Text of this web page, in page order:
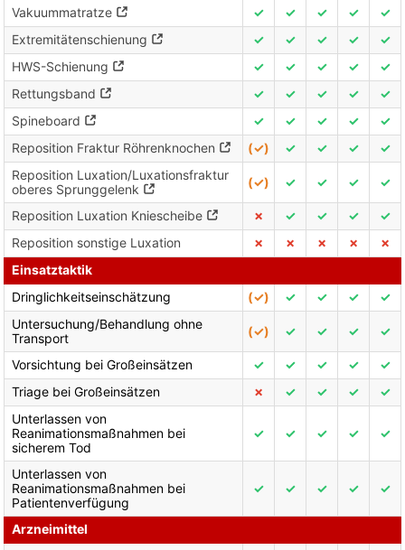
Vakuummatratze
✓ ✓ ✓ ✓
✓
Extremitätenschienung
✓ ✓ ✓ ✓
✓
HWS-Schienung
✓ ✓ ✓ ✓
✓
Rettungsband
✓ ✓ ✓ ✓
✓
Spineboard
✓ ✓ ✓ ✓
✓
Reposition Fraktur Röhrenknochen
(✓) ✓ ✓ ✓
✓
Reposition Luxation/Luxationsfraktur
oberes Sprunggelenk
(✓) ✓ ✓ ✓ ✓
Reposition Luxation Kniescheibe ✗ ✓ ✓ ✓
✓
Reposition sonstige Luxation
✗ ✗ ✗ ✗
✗
Einsatztaktik
Dringlichkeitseinschätzung
(✓) ✓ ✓ ✓
✓
Untersuchung/Behandlung ohne
Transport
(✓) ✓ ✓ ✓ ✓
Vorsichtung bei Großeinsätzen ✓ ✓ ✓ ✓
✓
Triage bei Großeinsätzen
✗ ✓ ✓ ✓
✓
Unterlassen von
Reanimationsmaßnahmen bei
sicherem Tod
✓ ✓ ✓ ✓ ✓
Unterlassen von
Reanimationsmaßnahmen bei
Patientenverfügung
✓ ✓ ✓ ✓ ✓
Arzneimittel